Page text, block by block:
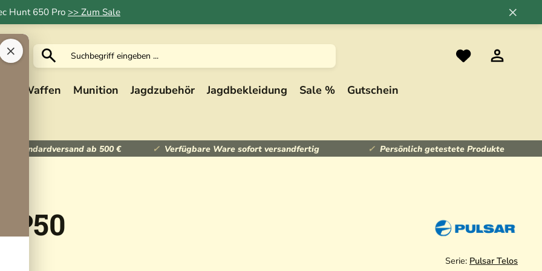
Hunt 650 Pro >> Zum Sale
×
×
Waffen Munition Jagdzubehör Jagdbekleidung Sale % Gutschein
Standardversand ab 500 € Verfügbare Ware sofort versandfertig Persönlich getestete Produkte
Serie: Pulsar Telos